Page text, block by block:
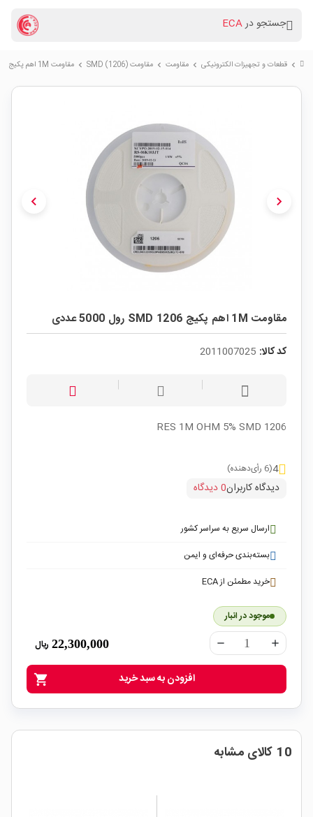
جستجو درECA
chevron_right قطعات و تجهیزات الکترونیکی chevron_right مقاومت chevron_right مقاومت (SMD (1206 chevron_right مقاومت 1M اهم پکیج 1206 SMD رول 5000 عددی
chevron_left chevron_right
مقاومت 1M اهم پکیج 1206 SMD رول 5000 عددی
کد کالا: 2011007025
RES 1M OHM 5% SMD 1206
4(6 رأی‌دهنده)
دیدگاه کاربران0 دیدگاه
ارسال سریع به سراسر کشور
بسته‌بندی حرفه‌ای و ایمن
خرید مطمئن از ECA
موجود در انبار
remove add
22,300,000 ریال
shopping_cart افزودن به سبد خرید
10 کالای مشابه